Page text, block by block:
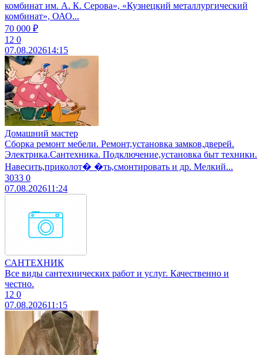
комбинат им. А. К. Серова», «Кузнецкий металлургический
комбинат», ОАО...
70 000 ₽
12 0
07.08.202614:15
Домашний мастер
Сборка ремонт мебели. Ремонт,установка замков,дверей.
Электрика.Сантехника. Подключение,установка быт техники.
Навесить,приколот� �ть,смонтировать и др. Мелкий...
3033 0
07.08.202611:24
САНТЕХНИК
Все виды сантехнических работ и услуг. Качественно и
честно.
12 0
07.08.202611:15